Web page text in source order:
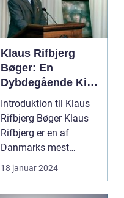
Klaus Rifbjerg
Bøger: En
Dybdegående Kig
på et Litterært
Mesterstykke
Introduktion til Klaus
Rifbjerg Bøger Klaus
Rifbjerg er en af
Danmarks mest
fremtrædende
forfattere...
18 januar 2024